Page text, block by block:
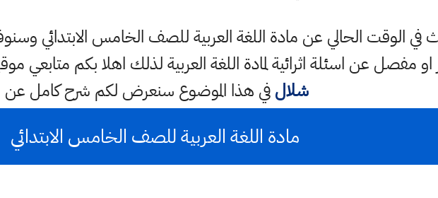
في الوقت الحالي عن مادة اللغة العربية للصف الخامس الابتدائي
مفصل عن اسئلة اثرائية لمادة اللغة العربية لذلك اهلا بكم متابعي
شلالفي هذا الموضوع سنعرض لكم شرح كامل عن
مادة اللغة العربية للصف الخامس الابتدائي